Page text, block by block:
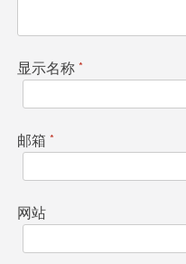
显示名称 *
邮箱 *
网站